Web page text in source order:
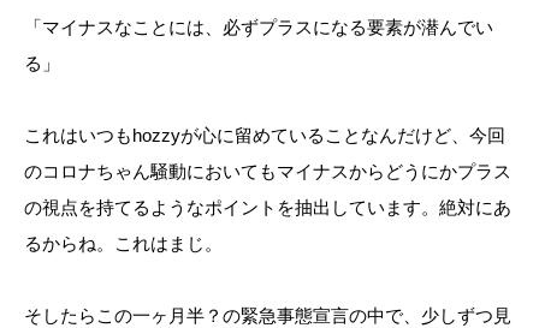
「マイナスなことには、必ずプラスになる要素が潜んでい
る」
これはいつもhozzyが心に留めていることなんだけど、今回
のコロナちゃん騒動においてもマイナスからどうにかプラス
の視点を持てるようなポイントを抽出しています。絶対にあ
るからね。これはまじ。
そしたらこの一ヶ月半？の緊急事態宣言の中で、少しずつ見